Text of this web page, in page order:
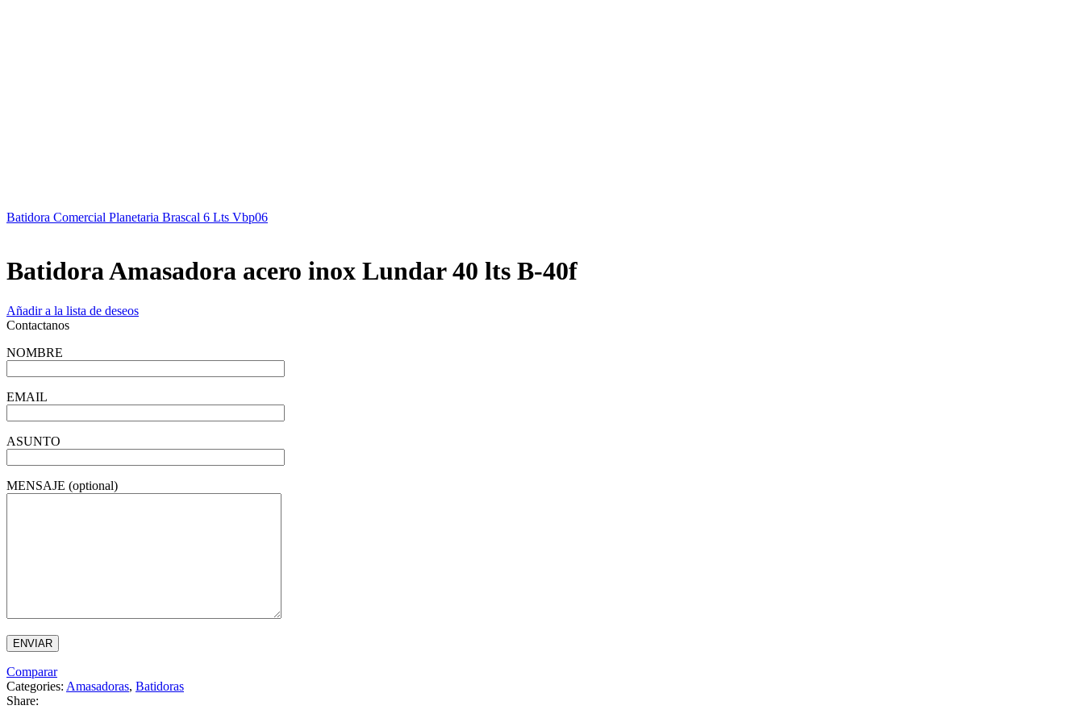
Batidora Comercial Planetaria Brascal 6 Lts Vbp06
Batidora Amasadora acero inox Lundar 40 lts B-40f
Añadir a la lista de deseos
Contactanos
NOMBRE
EMAIL
ASUNTO
MENSAJE (optional)
Comparar
Categories: Amasadoras, Batidoras
Share: